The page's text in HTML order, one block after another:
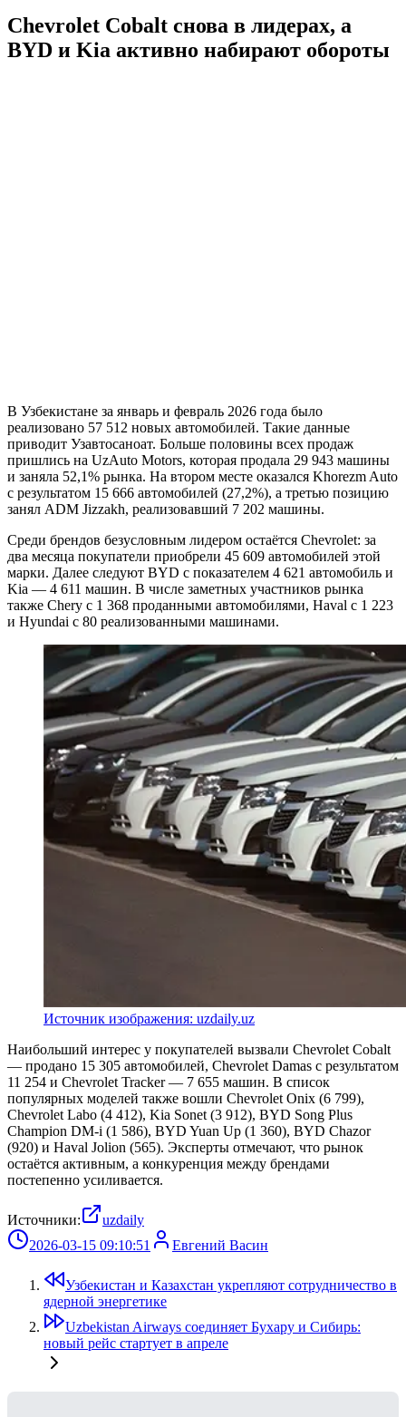
Chevrolet Cobalt снова в лидерах, а
BYD и Kia активно набирают обороты
В Узбекистане за январь и февраль 2026 года было
реализовано 57 512 новых автомобилей. Такие данные
приводит Узавтосаноат. Больше половины всех продаж
пришлись на UzAuto Motors, которая продала 29 943 машины
и заняла 52,1% рынка. На втором месте оказался Khorezm Auto
с результатом 15 666 автомобилей (27,2%), а третью позицию
занял ADM Jizzakh, реализовавший 7 202 машины.
Среди брендов безусловным лидером остаётся Chevrolet: за
два месяца покупатели приобрели 45 609 автомобилей этой
марки. Далее следуют BYD с показателем 4 621 автомобиль и
Kia — 4 611 машин. В числе заметных участников рынка
также Chery с 1 368 проданными автомобилями, Haval с 1 223
и Hyundai с 80 реализованными машинами.
Источник изображения: uzdaily.uz
Наибольший интерес у покупателей вызвали Chevrolet Cobalt
— продано 15 305 автомобилей, Chevrolet Damas с результатом
11 254 и Chevrolet Tracker — 7 655 машин. В список
популярных моделей также вошли Chevrolet Onix (6 799),
Chevrolet Labo (4 412), Kia Sonet (3 912), BYD Song Plus
Champion DM-i (1 586), BYD Yuan Up (1 360), BYD Chazor
(920) и Haval Jolion (565). Эксперты отмечают, что рынок
остаётся активным, а конкуренция между брендами
постепенно усиливается.
Источники:
uzdaily
2026-03-15 09:10:51
Евгений Васин
Узбекистан и Казахстан укрепляют сотрудничество в
ядерной энергетике
Uzbekistan Airways соединяет Бухару и Сибирь:
новый рейс стартует в апреле